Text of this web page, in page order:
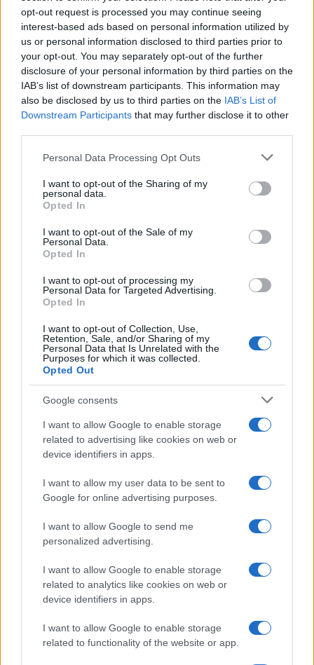
opt-out request is processed you may continue seeing
interest-based ads based on personal information utilized by
us or personal information disclosed to third parties prior to
your opt-out. You may separately opt-out of the further
disclosure of your personal information by third parties on the
IAB’s list of downstream participants. This information may
also be disclosed by us to third parties on the IAB’s List of
Downstream Participants that may further disclose it to other
Please note that this website/app uses one or more Google
not limited to your visit or usage behaviour. You may click to
grant or deny consent to Google and its third-party tags to
use your data for below specified purposes in below Google
consent section.
Personal Data Processing Opt Outs
I want to opt-out of the Sharing of my
personal data.
Opted In
I want to opt-out of the Sale of my
Personal Data.
Opted In
I want to opt-out of processing my
Personal Data for Targeted Advertising.
Opted In
I want to opt-out of Collection, Use,
Retention, Sale, and/or Sharing of my
Personal Data that Is Unrelated with the
Purposes for which it was collected.
Opted Out
Google consents
I want to allow Google to enable storage
related to advertising like cookies on web or
device identifiers in apps.
I want to allow my user data to be sent to
Google for online advertising purposes.
I want to allow Google to send me
personalized advertising.
I want to allow Google to enable storage
related to analytics like cookies on web or
device identifiers in apps.
I want to allow Google to enable storage
related to functionality of the website or app.
cronaca' e conserva i fogli di appunti del
debutto tecnico in autodromo.
Continua a leggere
rapporti e borse
Andrea Conforti · 7 Ago 2026